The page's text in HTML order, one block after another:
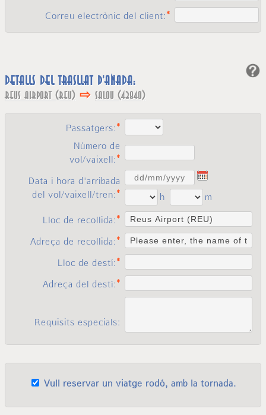
Correu electrònic del client:
Detalls del trasllat d'anada:
Reus Airport (REU) ⇨ Salou (43840)
Passatgers:
Número de
vol/vaixell:
Data i hora d'arribada
del vol/vaixell/tren:
h
m
Lloc de recollida:
Adreça de recollida:
Lloc de destí:
Adreça del destí:
Requisits especials:
Vull reservar un viatge rodó, amb la tornada.